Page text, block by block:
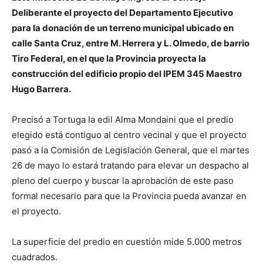
Deliberante el proyecto del Departamento Ejecutivo
para la donación de un terreno municipal ubicado en
calle Santa Cruz, entre M. Herrera y L. Olmedo, de barrio
Tiro Federal, en el que la Provincia proyecta la
construcción del edificio propio del IPEM 345 Maestro
Hugo Barrera.
Precisó a Tortuga la edil Alma Mondaini que el predio
elegido está contiguo al centro vecinal y que el proyecto
pasó a la Comisión de Legislación General, que el martes
26 de mayo lo estará tratando para elevar un despacho al
pleno del cuerpo y buscar la aprobación de este paso
formal necesario para que la Provincia pueda avanzar en
el proyecto.
La superficie del predio en cuestión mide 5.000 metros
cuadrados.